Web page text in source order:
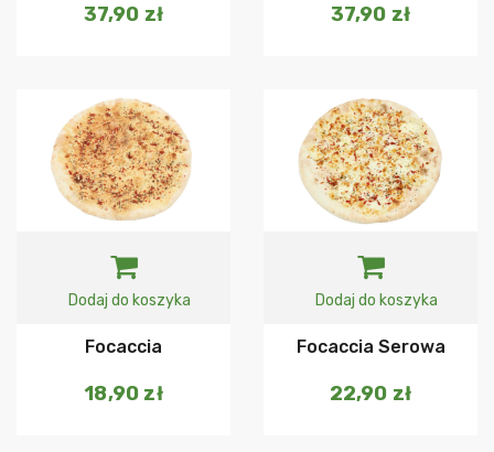
37,90 zł 37,90 zł
Dodaj do koszyka
Focaccia
18,90 zł
Dodaj do koszyka
Focaccia Serowa
22,90 zł